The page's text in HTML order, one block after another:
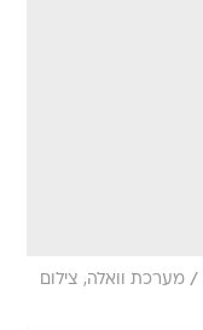
/ מערכת וואלה, צילום